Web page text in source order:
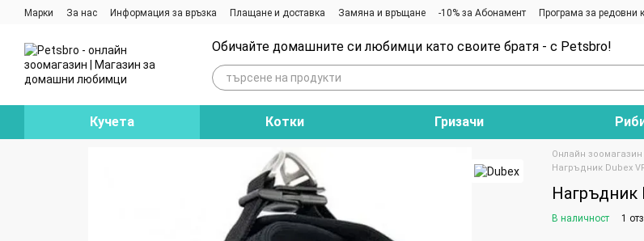
Премини към основното съдържание
Марки За нас Информация за връзка Плащане и доставка Замяна и връщане -10% за Абонамент
Програма за редовни
Обичайте домашните си любимци като своите братя - с Petsbro!
Кучета Котки Гризачи
Онлайн зоомагазин
Нагръдник Dubex
Нагръдник
В наличност 1